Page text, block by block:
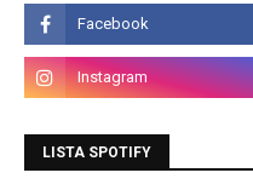
LISTA SPOTIFY